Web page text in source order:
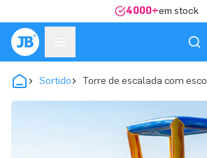
4000+em stock
Sortido Torre de escalada com